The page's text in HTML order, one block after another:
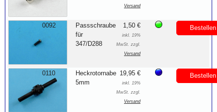
Versand
0092
Passschraube
für
347/D288
1,50 €
inkl. 19%
MwSt. zzgl.
Versand
Bestellen
0110
Heckrotornabe
5mm
19,95 €
inkl. 19%
MwSt. zzgl.
Versand
Bestellen